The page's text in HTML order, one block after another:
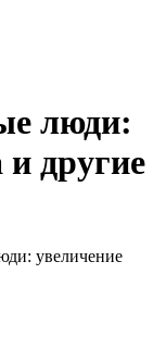
люди:
другие
увеличение